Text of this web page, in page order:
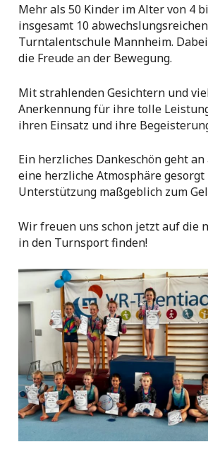
Mehr als 50 Kinder im Alter von 4
insgesamt 10
Turntalentschule Mannheim.
die Freude an der Bewegung.
Mit strahlenden Gesichtern und
Anerkennung für ihre tolle
ihren Einsatz und ihre
Ein herzliches Dankeschön geht
eine herzliche Atmosphäre
Unterstützung maßgeblich zum
Wir freuen uns schon jetzt auf die
in den Turnsport finden!